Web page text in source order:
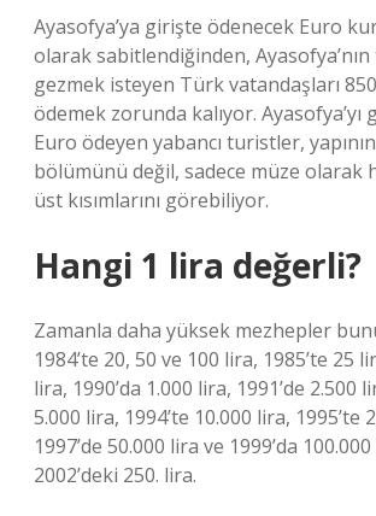
Ayasofya’ya girişte ödenecek Euro
olarak sabitlendiğinden, Ayasofya’nın
gezmek isteyen Türk vatandaşları
ödemek zorunda kalıyor. Ayasofya’yı
Euro ödeyen yabancı turistler,
bölümünü değil, sadece müze olarak
üst kısımlarını görebiliyor.
Hangi 1 lira değerli?
Zamanla daha yüksek mezhepler
1984’te 20, 50 ve 100 lira, 1985’te 25
lira, 1990’da 1.000 lira, 1991’de 2.500
5.000 lira, 1994’te 10.000 lira, 1995’te
1997’de 50.000 lira ve 1999’da
2002’deki 250. lira.